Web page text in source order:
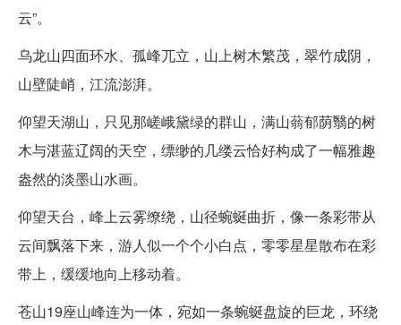
云”。
乌龙山四面环水、孤峰兀立，山上树木繁茂，翠竹成阴，
山壁陡峭，江流澎湃。
仰望天湖山，只见那嵯峨黛绿的群山，满山蓊郁荫翳的树
木与湛蓝辽阔的天空，缥缈的几缕云恰好构成了一幅雅趣
盎然的淡墨山水画。
仰望天台，峰上云雾缭绕，山径蜿蜒曲折，像一条彩带从
云间飘落下来，游人似一个个小白点，零零星星散布在彩
带上，缓缓地向上移动着。
苍山19座山峰连为一体，宛如一条蜿蜒盘旋的巨龙，环绕